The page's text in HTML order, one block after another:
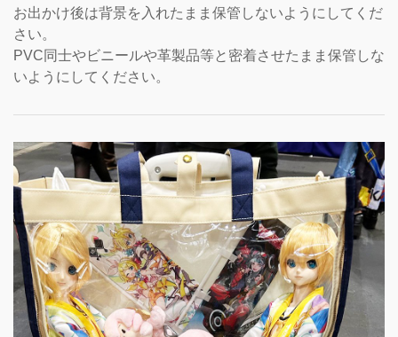
お出かけ後は背景を入れたまま保管しないようにしてくだ
さい。
PVC同士やビニールや革製品等と密着させたまま保管しな
いようにしてください。